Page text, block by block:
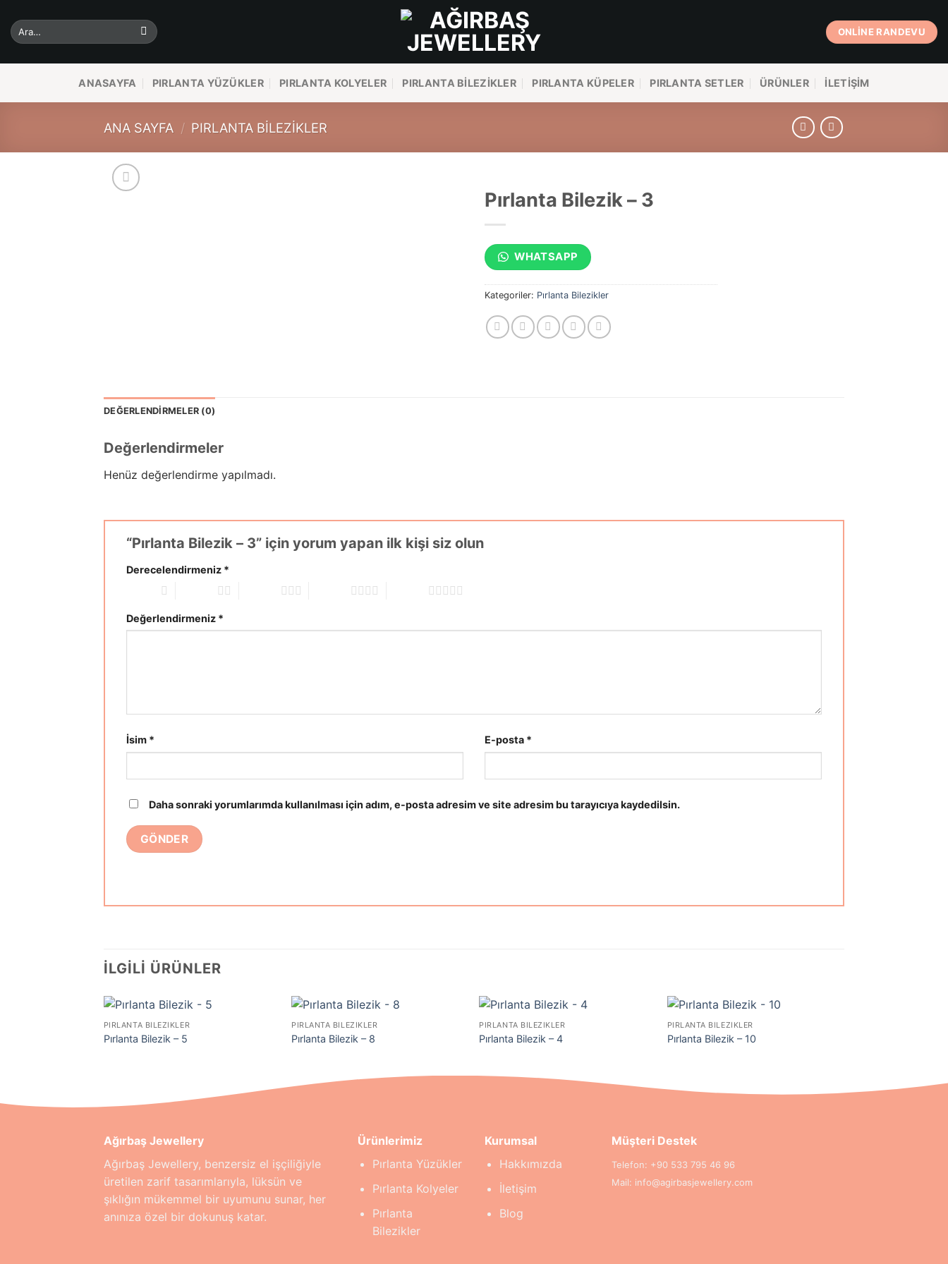
atlaAra: ONLINE RANDEVU
ANASAYFA PIRLANTA YÜZÜKLER PIRLANTA KOLYELER PIRLANTA BILEZIKLER PIRLANTA KÜPELER PIRLANTA SETLER ÜRÜNLER İLETIŞIM
ANA SAYFA / PIRLANTA BILEZIKLER
Pırlanta Bilezik – 3
WHATSAPP
Kategoriler: Pırlanta Bilezikler
DEĞERLENDIRMELER (0)
Değerlendirmeler
Henüz değerlendirme yapılmadı.
“Pırlanta Bilezik – 3” için yorum yapan ilk kişi siz olun
Derecelendirmeniz *
Değerlendirmeniz *
İsim * E-posta *
Daha sonraki yorumlarımda kullanılması için adım, e-posta adresim ve site adresim bu tarayıcıya kaydedilsin.
İLGILI ÜRÜNLER
PIRLANTA BILEZIKLER
Pırlanta Bilezik – 5
PIRLANTA BILEZIKLER
Pırlanta Bilezik – 8
PIRLANTA BILEZIKLER
Pırlanta Bilezik – 4
PIRLANTA BILEZIKLER
Pırlanta Bilezik – 10
Ağırbaş Jewellery
Ağırbaş Jewellery, benzersiz el işçiliğiyle
üretilen zarif tasarımlarıyla, lüksün ve
şıklığın mükemmel bir uyumunu sunar, her
anınıza özel bir dokunuş katar.
Ürünlerimiz
Pırlanta Yüzükler
Pırlanta Kolyeler
Pırlanta
Bilezikler
Kurumsal
Hakkımızda
İletişim
Blog
Müşteri Destek
Telefon: +90 533 795 46 96
Mail: info@agirbasjewellery.com